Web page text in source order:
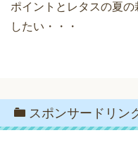
ポイントとレタスの夏
したい・・・
スポンサードリン